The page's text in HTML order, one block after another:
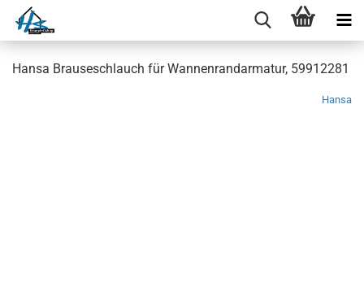
Hansa Brauseschlauch für Wannenrandarmatur, 59912281
Hansa